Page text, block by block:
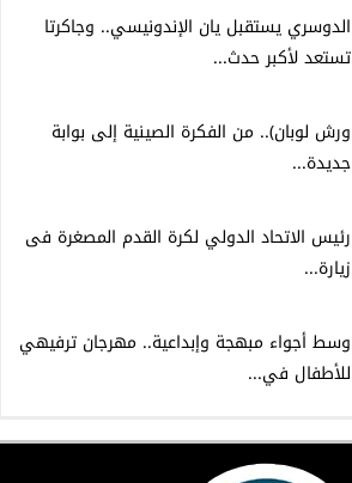
الدوسري يستقبل يان الإندونيسي.. وجاكرتا
تستعد لأكبر حدث...
ورش لوبان).. من الفكرة الصينية إلى بوابة
جديدة...
رئيس الاتحاد الدولي لكرة القدم المصغرة فى
زيارة...
وسط أجواء مبهجة وإبداعية.. مهرجان ترفيهي
للأطفال في...